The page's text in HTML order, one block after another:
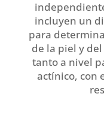
incluyen un
para
de la piel y
tanto a nivel
actínico, con